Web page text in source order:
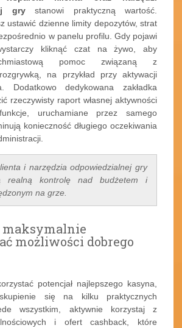
grystanowi praktyczną wartość.
ustawić dzienne limity depozytów, strat
w panelu profilu. Gdy pojawi
kliknąć czat na żywo, aby
pomoc związaną z
na przykład przy aktywacji
Dodatkowo dedykowana zakładka
rzeczywisty raport własnej aktywności
uruchamiane przez samego
konieczność długiego oczekiwania
i narzędzia odpowiedzialnej gry
realną kontrolę nad budżetem i
na grze.
maksymalnie
możliwości dobrego
potencjał najlepszego kasyna,
się na kilku praktycznych
wszystkim, aktywnie korzystaj z
i ofert cashback, które